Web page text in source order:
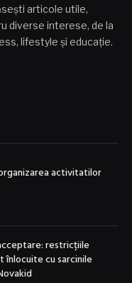
articole utile,
diverse interese, de la
lifestyle și educație.
activitatilor
restricțiile
înlocuite cu sarcinile